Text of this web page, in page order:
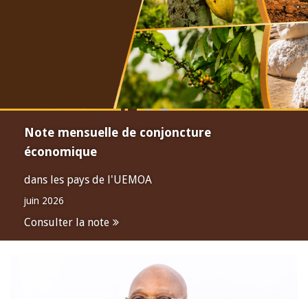
Note mensuelle de conjoncture
économique
dans les pays de l'UEMOA
juin 2026
Consulter la note